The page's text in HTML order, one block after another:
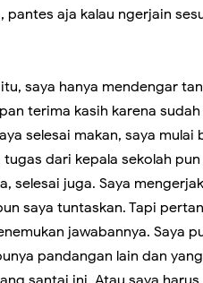
pantes aja kalau ngerjain
saya hanya mendengar
terima kasih karena
selesai makan, saya mulai
dari kepala sekolah
selesai juga. Saya
saya tuntaskan. Tapi
jawabannya. Saya
pandangan lain dan